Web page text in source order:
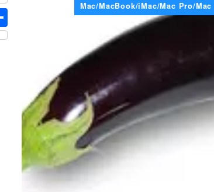
Mac/MacBook/iMac/Mac Pro/